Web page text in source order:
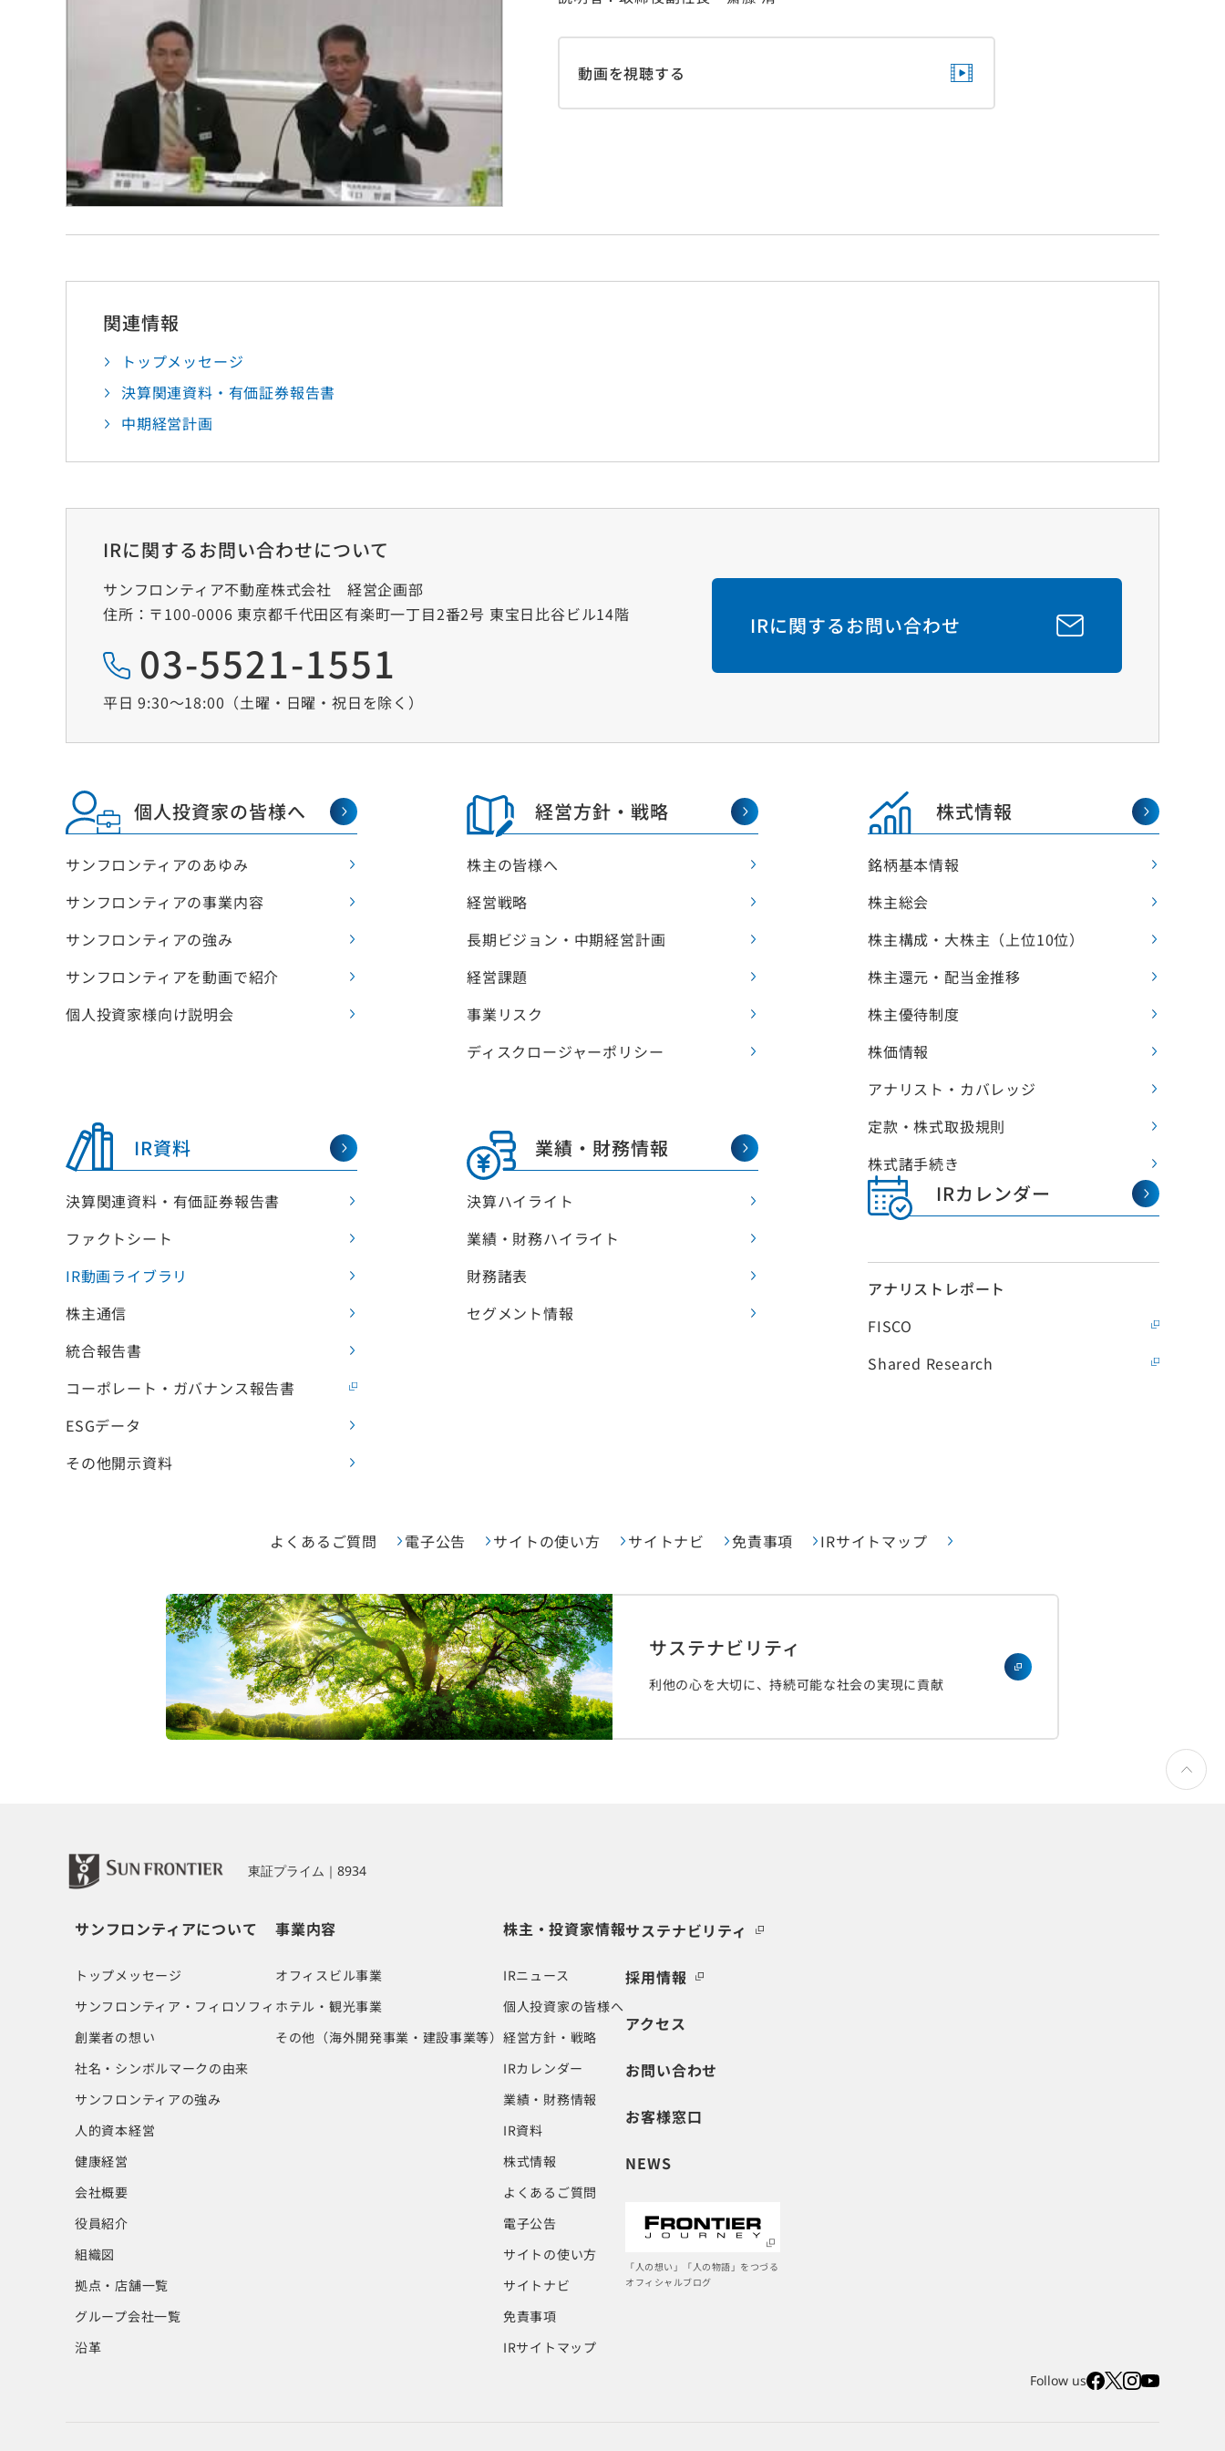
サンフロンティアについて
サンフロンティア・フィロソフィ
社名・シンボルマークの由来
サンフロンティアの強み
健康経営
役員紹介
事業内容
・ニューヨーク不動産再生
・新築ビル・レジデンシャル
・不動産小口所有商品
・リーシングマネジメント
・ビルメンテナンス
・対日不動産投資コンサル
ホテル運営
その他（海外開発事業・建設事業等）
株主・投資家情報
個人投資家の皆様へ
IRカレンダー
業績・財務情報
サイトの使い方
サステナビリティ
お問い合わせ
お客様窓口
「人の想い」「人の物語」をつづる
動画を視聴する
関連情報
トップメッセージ
決算関連資料・有価証券報告書
中期経営計画
IRに関するお問い合わせについて
サンフロンティア不動産株式会社 経営企画部
住所：〒100-0006 東京都千代田区有楽町一丁目2番2号 東宝日比谷ビル14階
03-5521-1551
平日 9:30～18:00（土曜‧日曜‧祝日を除く）
IRに関するお問い合わせ
個人投資家の皆様へ
サンフロンティアのあゆみ
サンフロンティアの事業内容
サンフロンティアの強み
サンフロンティアを動画で紹介
個人投資家様向け説明会
経営方針・戦略
株主の皆様へ
経営戦略
長期ビジョン・中期経営計画
経営課題
事業リスク
ディスクロージャーポリシー
株式情報
銘柄基本情報
株主総会
株主構成・大株主（上位10位）
株主還元‧配当金推移
株主優待制度
株価情報
アナリスト‧カバレッジ
定款・株式取扱規則
株式諸手続き
IR資料
決算関連資料・有価証券報告書
ファクトシート
IR動画ライブラリ
株主通信
統合報告書
コーポレート・ガバナンス報告書
ESGデータ
その他開示資料
業績・財務情報
決算ハイライト
業績・財務ハイライト
財務諸表
セグメント情報
IRカレンダー
アナリストレポート
FISCO
Shared Research
よくあるご質問 電子公告 サイトの使い方 サイトナビ 免責事項 IRサイトマップ
サステナビリティ
利他の心を大切に、持続可能な社会の実現に貢献
東証プライム｜8934
サンフロンティアについて
トップメッセージ
サンフロンティア・フィロソフィ
創業者の想い
社名・シンボルマークの由来
サンフロンティアの強み
人的資本経営
健康経営
会社概要
役員紹介
組織図
拠点・店舗一覧
グループ会社一覧
沿革
事業内容
オフィスビル事業
ホテル・観光事業
その他（海外開発事業・建設事業等）
株主・投資家情報
IRニュース
個人投資家の皆様へ
経営方針・戦略
IRカレンダー
業績・財務情報
IR資料
株式情報
よくあるご質問
電子公告
サイトの使い方
サイトナビ
免責事項
IRサイトマップ
サステナビリティ
採用情報
アクセス
お問い合わせ
お客様窓口
NEWS
「人の想い」「人の物語」をつづる
オフィシャルブログ
Follow us